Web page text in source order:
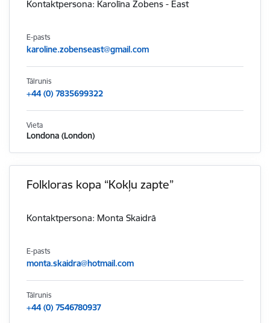
Kontaktpersona: Karolīna Zobens - East
E-pasts
karoline.zobenseast@gmail.com
Tālrunis
+44 (0) 7835699322
Vieta
Londona (London)
Folkloras kopa “Kokļu zapte”
Kontaktpersona: Monta Skaidrā
E-pasts
monta.skaidra@hotmail.com
Tālrunis
+44 (0) 7546780937